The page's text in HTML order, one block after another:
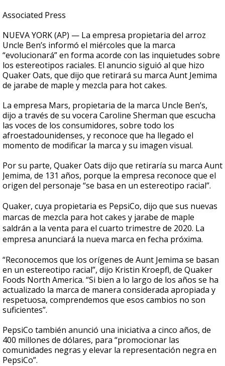
Associated Press
NUEVA YORK (AP) — La empresa propietaria del arroz
Uncle Ben’s informó el miércoles que la marca
“evolucionará” en forma acorde con las inquietudes sobre
los estereotipos raciales. El anuncio siguió al que hizo
Quaker Oats, que dijo que retirará su marca Aunt Jemima
de jarabe de maple y mezcla para hot cakes.
La empresa Mars, propietaria de la marca Uncle Ben’s,
dijo a través de su vocera Caroline Sherman que escucha
las voces de los consumidores, sobre todo los
afroestadounidenses, y reconoce que ha llegado el
momento de modificar la marca y su imagen visual.
Por su parte, Quaker Oats dijo que retiraría su marca Aunt
Jemima, de 131 años, porque la empresa reconoce que el
origen del personaje “se basa en un estereotipo racial”.
Quaker, cuya propietaria es PepsiCo, dijo que sus nuevas
marcas de mezcla para hot cakes y jarabe de maple
saldrán a la venta para el cuarto trimestre de 2020. La
empresa anunciará la nueva marca en fecha próxima.
“Reconocemos que los orígenes de Aunt Jemima se basan
en un estereotipo racial”, dijo Kristin Kroepfl, de Quaker
Foods North America. “Si bien a lo largo de los años se ha
actualizado la marca de manera considerada apropiada y
respetuosa, comprendemos que esos cambios no son
suficientes”.
PepsiCo también anunció una iniciativa a cinco años, de
400 millones de dólares, para “promocionar las
comunidades negras y elevar la representación negra en
PepsiCo”.